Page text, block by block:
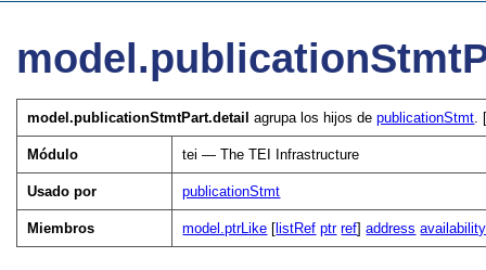
model.publicationStmtPart.detail agrupa los hijos depublicationStmt.
Módulo tei — The TEI Infrastructure
Usado por publicationStmt
Miembros model.ptrLike [ listRef ptr ref]address availability